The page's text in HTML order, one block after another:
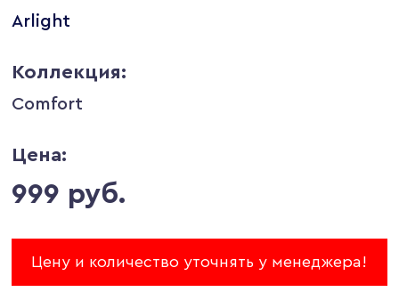
Arlight
Коллекция:
Comfort
Цена:
999 руб.
Цену и количество уточнять у менеджера!